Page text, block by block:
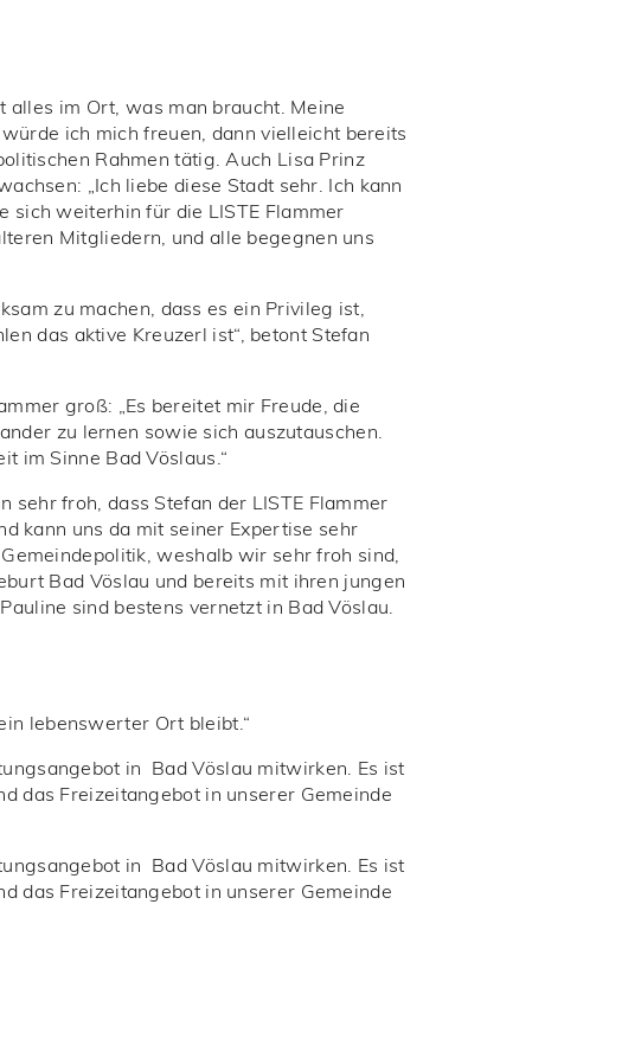
alles im Ort, was man braucht. Meine
ich mich freuen, dann vielleicht bereits
Rahmen tätig. Auch Lisa Prinz
„Ich liebe diese Stadt sehr. Ich kann
sich weiterhin für die LISTE Flammer
Mitgliedern, und alle begegnen uns
zu machen, dass es ein Privileg ist,
das aktive Kreuzerl ist“, betont Stefan
groß: „Es bereitet mir Freude, die
zu lernen sowie sich auszutauschen.
im Sinne Bad Vöslaus.“
sehr froh, dass Stefan der LISTE Flammer
kann uns da mit seiner Expertise sehr
weshalb wir sehr froh sind,
Bad Vöslau und bereits mit ihren jungen
sind bestens vernetzt in Bad Vöslau.
lebenswerter Ort bleibt.“
in Bad Vöslau mitwirken. Es ist
das Freizeitangebot in unserer Gemeinde
in Bad Vöslau mitwirken. Es ist
das Freizeitangebot in unserer Gemeinde